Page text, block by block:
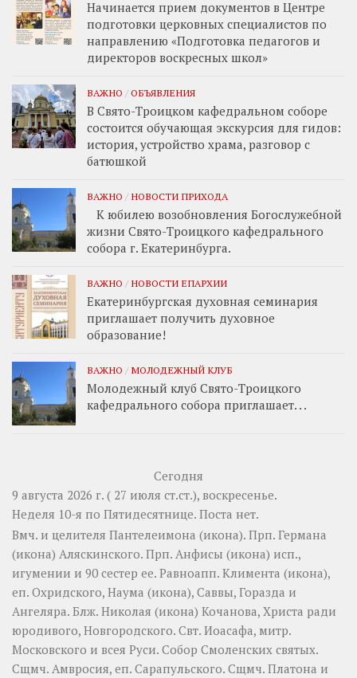
Начинается прием документов в Центре
подготовки церковных специалистов по
направлению «Подготовка педагогов и
директоров воскресных школ»
ВАЖНО / ОБЪЯВЛЕНИЯ
В Свято-Троицком кафедральном соборе
состоится обучающая экскурсия для гидов:
история, устройство храма, разговор с
батюшкой
ВАЖНО / НОВОСТИ ПРИХОДА
К юбилею возобновления Богослужебной
жизни Свято-Троицкого кафедрального
собора г. Екатеринбурга.
ВАЖНО / НОВОСТИ ЕПАРХИИ
Екатеринбургская духовная семинария
приглашает получить духовное
образование!
ВАЖНО / МОЛОДЕЖНЫЙ КЛУБ
Молодежный клуб Свято-Троицкого
кафедрального собора приглашает. . .
Сегодня
9 августа 2026 г. ( 27 июля ст.ст.), воскресенье.
Неделя 10-я по Пятидесятнице. Поста нет.
Вмч. и целителя Пантелеимона (икона). Прп. Германа
(икона) Аляскинского. Прп. Анфисы (икона) исп.,
игумении и 90 сестер ее. Равноапп. Климента (икона),
еп. Охридского, Наума (икона), Саввы, Горазда и
Ангеляра. Блж. Николая (икона) Кочанова, Христа ради
юродивого, Новгородского. Свт. Иоасафа, митр.
Московского и всея Руси. Собор Смоленских святых.
Сщмч. Амвросия, еп. Сарапульского. Сщмч. Платона и